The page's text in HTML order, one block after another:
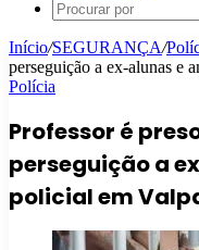
Início/SEGURANÇA/
perseguição a ex-alunas e
Polícia
Professor é
perseguição a
policial em